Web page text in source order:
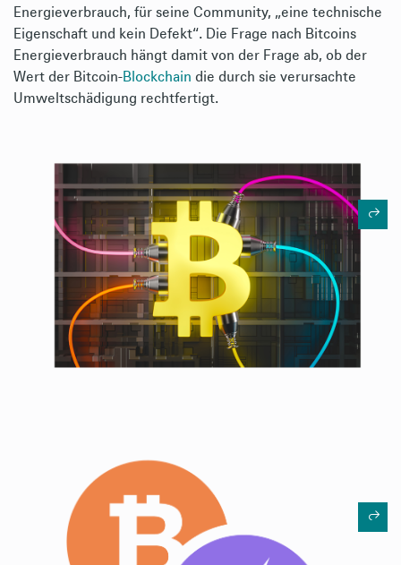
Energieverbrauch, für seine Community, „eine technische
Eigenschaft und kein Defekt“. Die Frage nach Bitcoins
Energieverbrauch hängt damit von der Frage ab, ob der
Wert der Bitcoin-Blockchain die durch sie verursachte
Umweltschädigung rechtfertigt.